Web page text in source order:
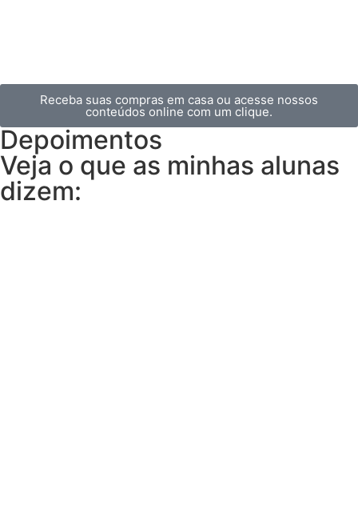
Receba suas compras em casa ou acesse nossos
conteúdos online com um clique.
Depoimentos
Veja o que as minhas alunas
dizem: